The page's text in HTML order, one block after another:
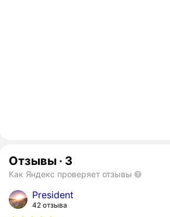
Отзывы · 3
Как Яндекс проверяет отзывы
President
42 отзыва